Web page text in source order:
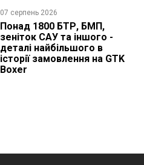
07 серпень 2026
Понад 1800 БТР, БМП,
зеніток САУ та іншого -
деталі найбільшого в
історії замовлення на GTK
Boxer